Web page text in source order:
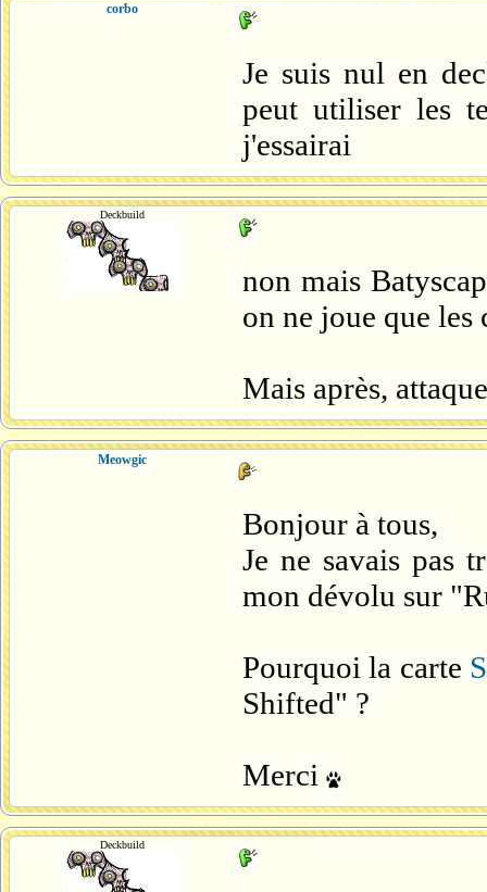
corbo
Je suis nul en
peut utiliser les
j'essairai
Deckbuild
non mais
on ne joue que
Mais après,
Meowgic
Bonjour à tous,
Je ne savais pas
mon dévolu sur
Pourquoi la carte
Shifted" ?
Merci
Deckbuild